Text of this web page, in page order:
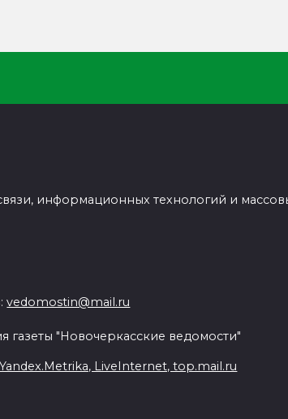
информационных технологий и
vedomostin@mail.ru
газеты "Новочеркасские ведомости"
LiveInternet, top.mail.ru